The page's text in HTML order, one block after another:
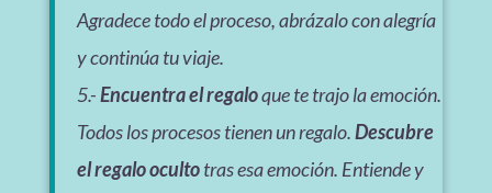
Agradece todo el proceso, abrázalo con alegría
y continúa tu viaje.
5.-Encuentra el regaloque te trajo la emoción.
Todos los procesos tienen un regalo.Descubre
el regalo ocultotras esa emoción. Entiende y